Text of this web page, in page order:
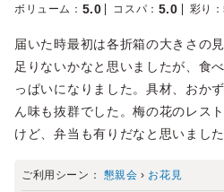
ボリューム ： 5.0 コスパ ： 5.0 彩り ：
届いた時最初は各折箱の大きさの
足りないかなと思いましたが、食
っぱいになりました。具材、おか
ん味も抜群でした。梅の花のレス
けど、弁当も有りだなと思いました
ご利用シーン： 懇親会 › お花見